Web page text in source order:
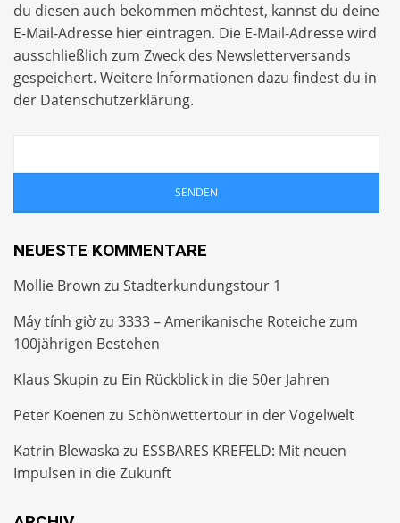
du diesen auch bekommen möchtest, kannst du deine
E-Mail-Adresse hier eintragen. Die E-Mail-Adresse wird
ausschließlich zum Zweck des Newsletterversands
gespeichert. Weitere Informationen dazu findest du in
der Datenschutzerklärung.
NEUESTE KOMMENTARE
Mollie Brown zu Stadterkundungstour 1
Máy tính giờzu 3333 – Amerikanische Roteiche zum
100jährigen Bestehen
Klaus Skupin zu Ein Rückblick in die 50er Jahren
Peter Koenen zu Schönwettertour in der Vogelwelt
Katrin Blewaska zu ESSBARES KREFELD: Mit neuen
Impulsen in die Zukunft